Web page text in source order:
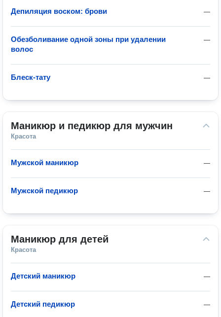
—
Депиляция воском: брови
—
Обезболивание одной зоны при удалении
волос
—
Блеск-тату
Маникюр и педикюр для мужчин
Красота
—
Мужской маникюр
—
Мужской педикюр
Маникюр для детей
Красота
—
Детский маникюр
—
Детский педикюр